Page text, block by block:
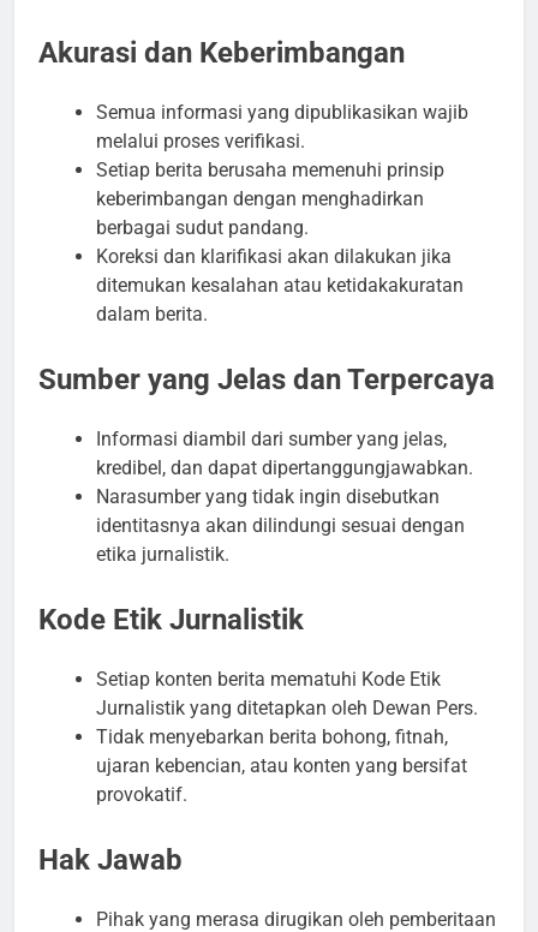
Akurasi dan Keberimbangan
Semua informasi yang dipublikasikan wajib
melalui proses verifikasi.
Setiap berita berusaha memenuhi prinsip
keberimbangan dengan menghadirkan
berbagai sudut pandang.
Koreksi dan klarifikasi akan dilakukan jika
ditemukan kesalahan atau ketidakakuratan
dalam berita.
Sumber yang Jelas dan Terpercaya
Informasi diambil dari sumber yang jelas,
kredibel, dan dapat dipertanggungjawabkan.
Narasumber yang tidak ingin disebutkan
identitasnya akan dilindungi sesuai dengan
etika jurnalistik.
Kode Etik Jurnalistik
Setiap konten berita mematuhi Kode Etik
Jurnalistik yang ditetapkan oleh Dewan Pers.
Tidak menyebarkan berita bohong, fitnah,
ujaran kebencian, atau konten yang bersifat
provokatif.
Hak Jawab
Pihak yang merasa dirugikan oleh pemberitaan